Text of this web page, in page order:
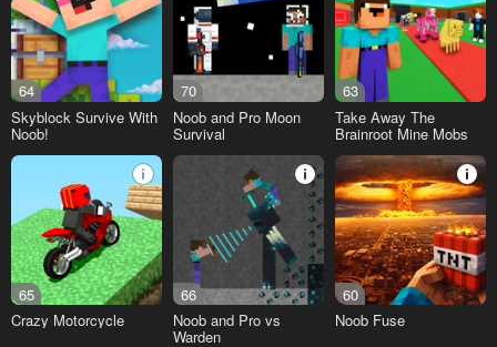
64
Skyblock Survive With
Noob!
70
Noob and Pro Moon
Survival
63
Take Away The
Brainroot Mine Mobs
65
Crazy Motorcycle
66
Noob and Pro vs
Warden
60
Noob Fuse